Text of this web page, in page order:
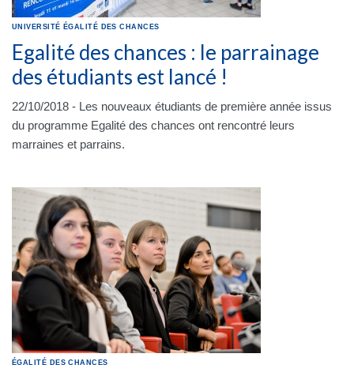
UNIVERSITÉ ÉGALITÉ DES CHANCES
Egalité des chances : le parrainage
des étudiants est lancé !
22/10/2018 - Les nouveaux étudiants de première année issus
du programme Egalité des chances ont rencontré leurs
marraines et parrains.
ÉGALITÉ DES CHANCES